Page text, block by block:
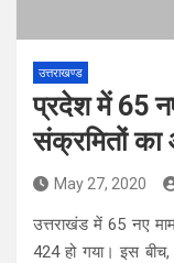
उत्तराखण्ड
प्रदेश में 65
संक्रमितों
May 27, 2020
उत्तराखंड में 65 नए
424 हो गया। इस